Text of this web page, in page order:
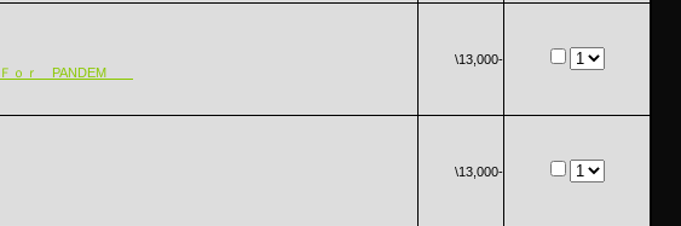
Ｆｏｒ PANDEM
\13,000-
\13,000-